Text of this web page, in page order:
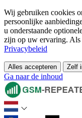
Wij gebruiken cookies
persoonlijke
u onderstaande
zijn op uw ervaring. Als
Privacybeleid
Alles accepteren Zelf
Ga naar de inhoud